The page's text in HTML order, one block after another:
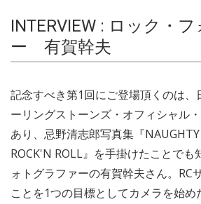
INTERVIEW : ロック・
ー 有賀幹夫
記念すべき第1回にご登場頂くのは、
ーリングストーンズ・オフィシャル
あり、忌野清志郎写真集『
ROCK'N ROLL』を手掛けたことでも
ォトグラファーの有賀幹夫さん。RC
ことを1つの目標としてカメラを始め